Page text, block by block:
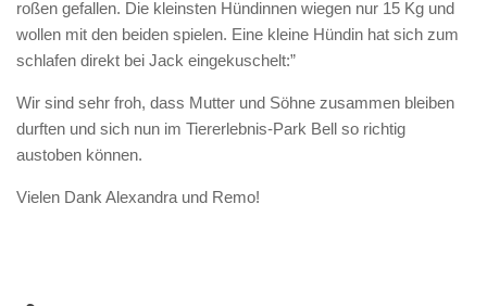
roßen gefallen. Die kleinsten Hündinnen wiegen nur 15 Kg und
wollen mit den beiden spielen. Eine kleine Hündin hat sich zum
schlafen direkt bei Jack eingekuschelt:”
Wir sind sehr froh, dass Mutter und Söhne zusammen bleiben
durften und sich nun im Tiererlebnis-Park Bell so richtig
austoben können.
Vielen Dank Alexandra und Remo!